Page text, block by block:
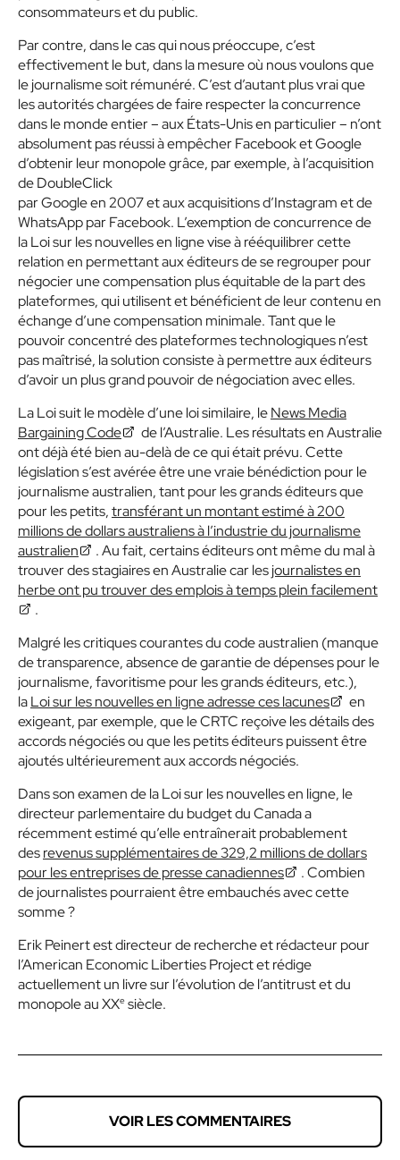
consommateurs et du public.
Par contre, dans le cas qui nous préoccupe, c’est
effectivement le but, dans la mesure où nous voulons que
le journalisme soit rémunéré. C’est d’autant plus vrai que
les autorités chargées de faire respecter la concurrence
dans le monde entier – aux États-Unis en particulier – n’ont
absolument pas réussi à empêcher Facebook et Google
d’obtenir leur monopole grâce, par exemple, à l’acquisition
de DoubleClick
par Google en 2007 et aux acquisitions d’Instagram et de
WhatsApp par Facebook. L’exemption de concurrence de
la Loi sur les nouvelles en ligne vise à rééquilibrer cette
relation en permettant aux éditeurs de se regrouper pour
négocier une compensation plus équitable de la part des
plateformes, qui utilisent et bénéficient de leur contenu en
échange d’une compensation minimale. Tant que le
pouvoir concentré des plateformes technologiques n’est
pas maîtrisé, la solution consiste à permettre aux éditeurs
d’avoir un plus grand pouvoir de négociation avec elles.
La Loi suit le modèle d’une loi similaire, leNews Media
Bargaining Code
de l’Australie. Les résultats en Australie
ont déjà été bien au-delà de ce qui était prévu. Cette
législation s’est avérée être une vraie bénédiction pour le
journalisme australien, tant pour les grands éditeurs que
pour les petits,transférant un montant estimé à 200
millions de dollars australiens à l’industrie du journalisme
australien
. Au fait, certains éditeurs ont même du mal à
trouver des stagiaires en Australie car lesjournalistes en
herbe ont pu trouver des emplois à temps plein facilement
.
Malgré les critiques courantes du code australien (manque
de transparence, absence de garantie de dépenses pour le
journalisme, favoritisme pour les grands éditeurs, etc.),
laLoi sur les nouvelles en ligne adresse ces lacunes
en
exigeant, par exemple, que le CRTC reçoive les détails des
accords négociés ou que les petits éditeurs puissent être
ajoutés ultérieurement aux accords négociés.
Dans son examen de la Loi sur les nouvelles en ligne, le
directeur parlementaire du budget du Canada a
récemment estimé qu’elle entraînerait probablement
desrevenus supplémentaires de 329,2 millions de dollars
pour les entreprises de presse canadiennes
. Combien
de journalistes pourraient être embauchés avec cette
somme ?
Erik Peinert est directeur de recherche et rédacteur pour
l’American Economic Liberties Project et rédige
actuellement un livre sur l’évolution de l’antitrust et du
monopole au XXe siècle.
VOIR LES COMMENTAIRES